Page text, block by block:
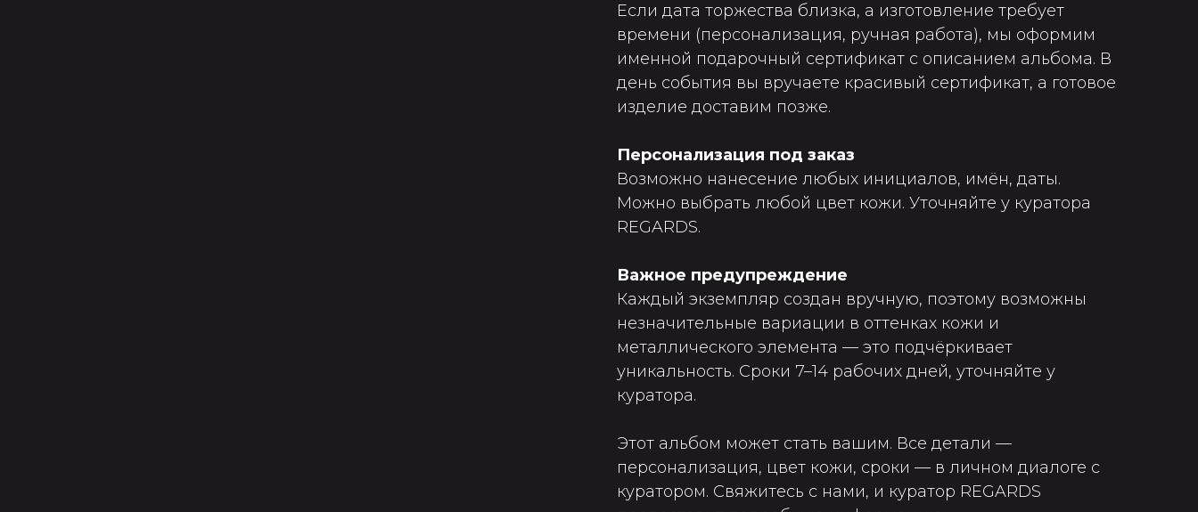
Если дата торжества близка, а изготовление требует
времени (персонализация, ручная работа), мы оформим
именной подарочный сертификат с описанием альбома. В
день события вы вручаете красивый сертификат, а готовое
изделие доставим позже.
Персонализация под заказ
Возможно нанесение любых инициалов, имён, даты.
Можно выбрать любой цвет кожи. Уточняйте у куратора
REGARDS.
Важное предупреждение
Каждый экземпляр создан вручную, поэтому возможны
незначительные вариации в оттенках кожи и
металлического элемента — это подчёркивает
уникальность. Сроки 7–14 рабочих дней, уточняйте у
куратора.
Этот альбом может стать вашим. Все детали —
персонализация, цвет кожи, сроки — в личном диалоге с
куратором. Свяжитесь с нами, и куратор REGARDS